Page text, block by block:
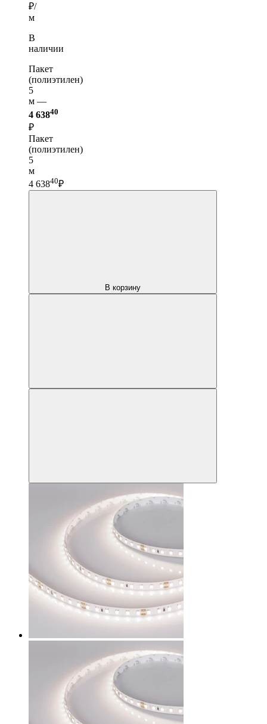
₽/
м
В
наличии
Пакет
(полиэтилен)
5
м —
4 63840
₽
Пакет
(полиэтилен)
5
м
4 63840₽
В корзину